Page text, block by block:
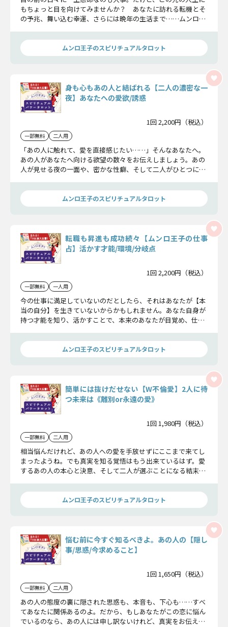
もちょっと目を向けてみませんか？ あなたに訪れる転機とそ
の予兆、舞い込む幸運、さらには晩年の生活まで……ムンロ王
ムンロ王子のスピリチュアルタロット
身も心もあの人と結ばれる【二人の濃密な一
夜】あなたへの愛欲/誘惑
1回 2,200円（税込）
一部無料 二人用
「あの人に触れて、愛を直接感じたい……」そんなあなたへ。
あの人があなたへ向ける欲望の数々をお伝えしましょう。あの
人が見せる夜の一面や、密かな性癖、そして二人がひとつにな
密』を特別にお話ししますね。
ムンロ王子のスピリチュアルタロット
転職も昇進も成功続々【ムンロ王子の仕事
占】活かす才能/環境/分岐点
1回 2,200円（税込）
一部無料 一人用
今の仕事に満足していないのだとしたら、それはあなたが【本
当の自分】を生きていないからかもしれません。あなた自身が
持つ才能を知り、活かすことで、本来のあなたが目覚め、仕事
きっかけ”となるでしょう。
ムンロ王子のスピリチュアルタロット
簡単には抜けだせない【W不倫愛】2人に待
つ未来は《離別or永遠の愛》
1回 1,980円（税込）
一部無料 二人用
相当悩んだけれど、あの人への愛を手放せずにここまで来てし
まったようね。でも真実を知る覚悟はもう出来ているはず。愛
するあの人の本心と決意、そして二人が選ぶことになる結末を
ってください。
ムンロ王子のスピリチュアルタロット
悩む前に今すぐ知るべきよ。あの人の【隠し
事/思惑/今求めること】
1回 1,650円（税込）
一部無料 二人用
あの人の態度の裏に隠された思惑も、本音も、下心も……すべ
てあなたに関係あるのよ。だから、もしあなたがこの恋に悩ん
でいるのなら、あの人には申し訳ないけれど、真実をお伝えし